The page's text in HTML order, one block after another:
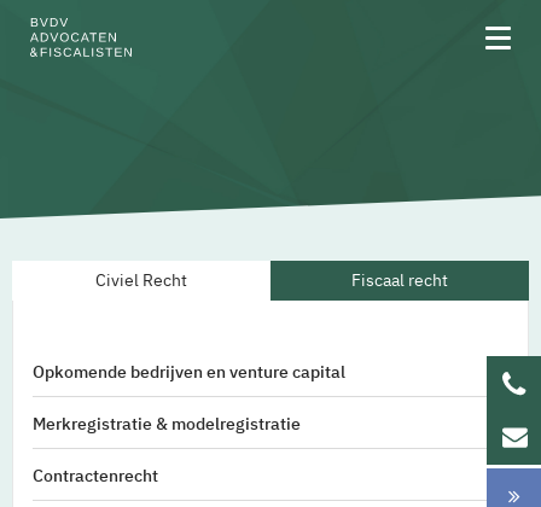
Rechtsgebieden
Werken bij
Civiel Recht Fiscaal recht
Opkomende bedrijven en venture capital
Merkregistratie & modelregistratie
Contractenrecht